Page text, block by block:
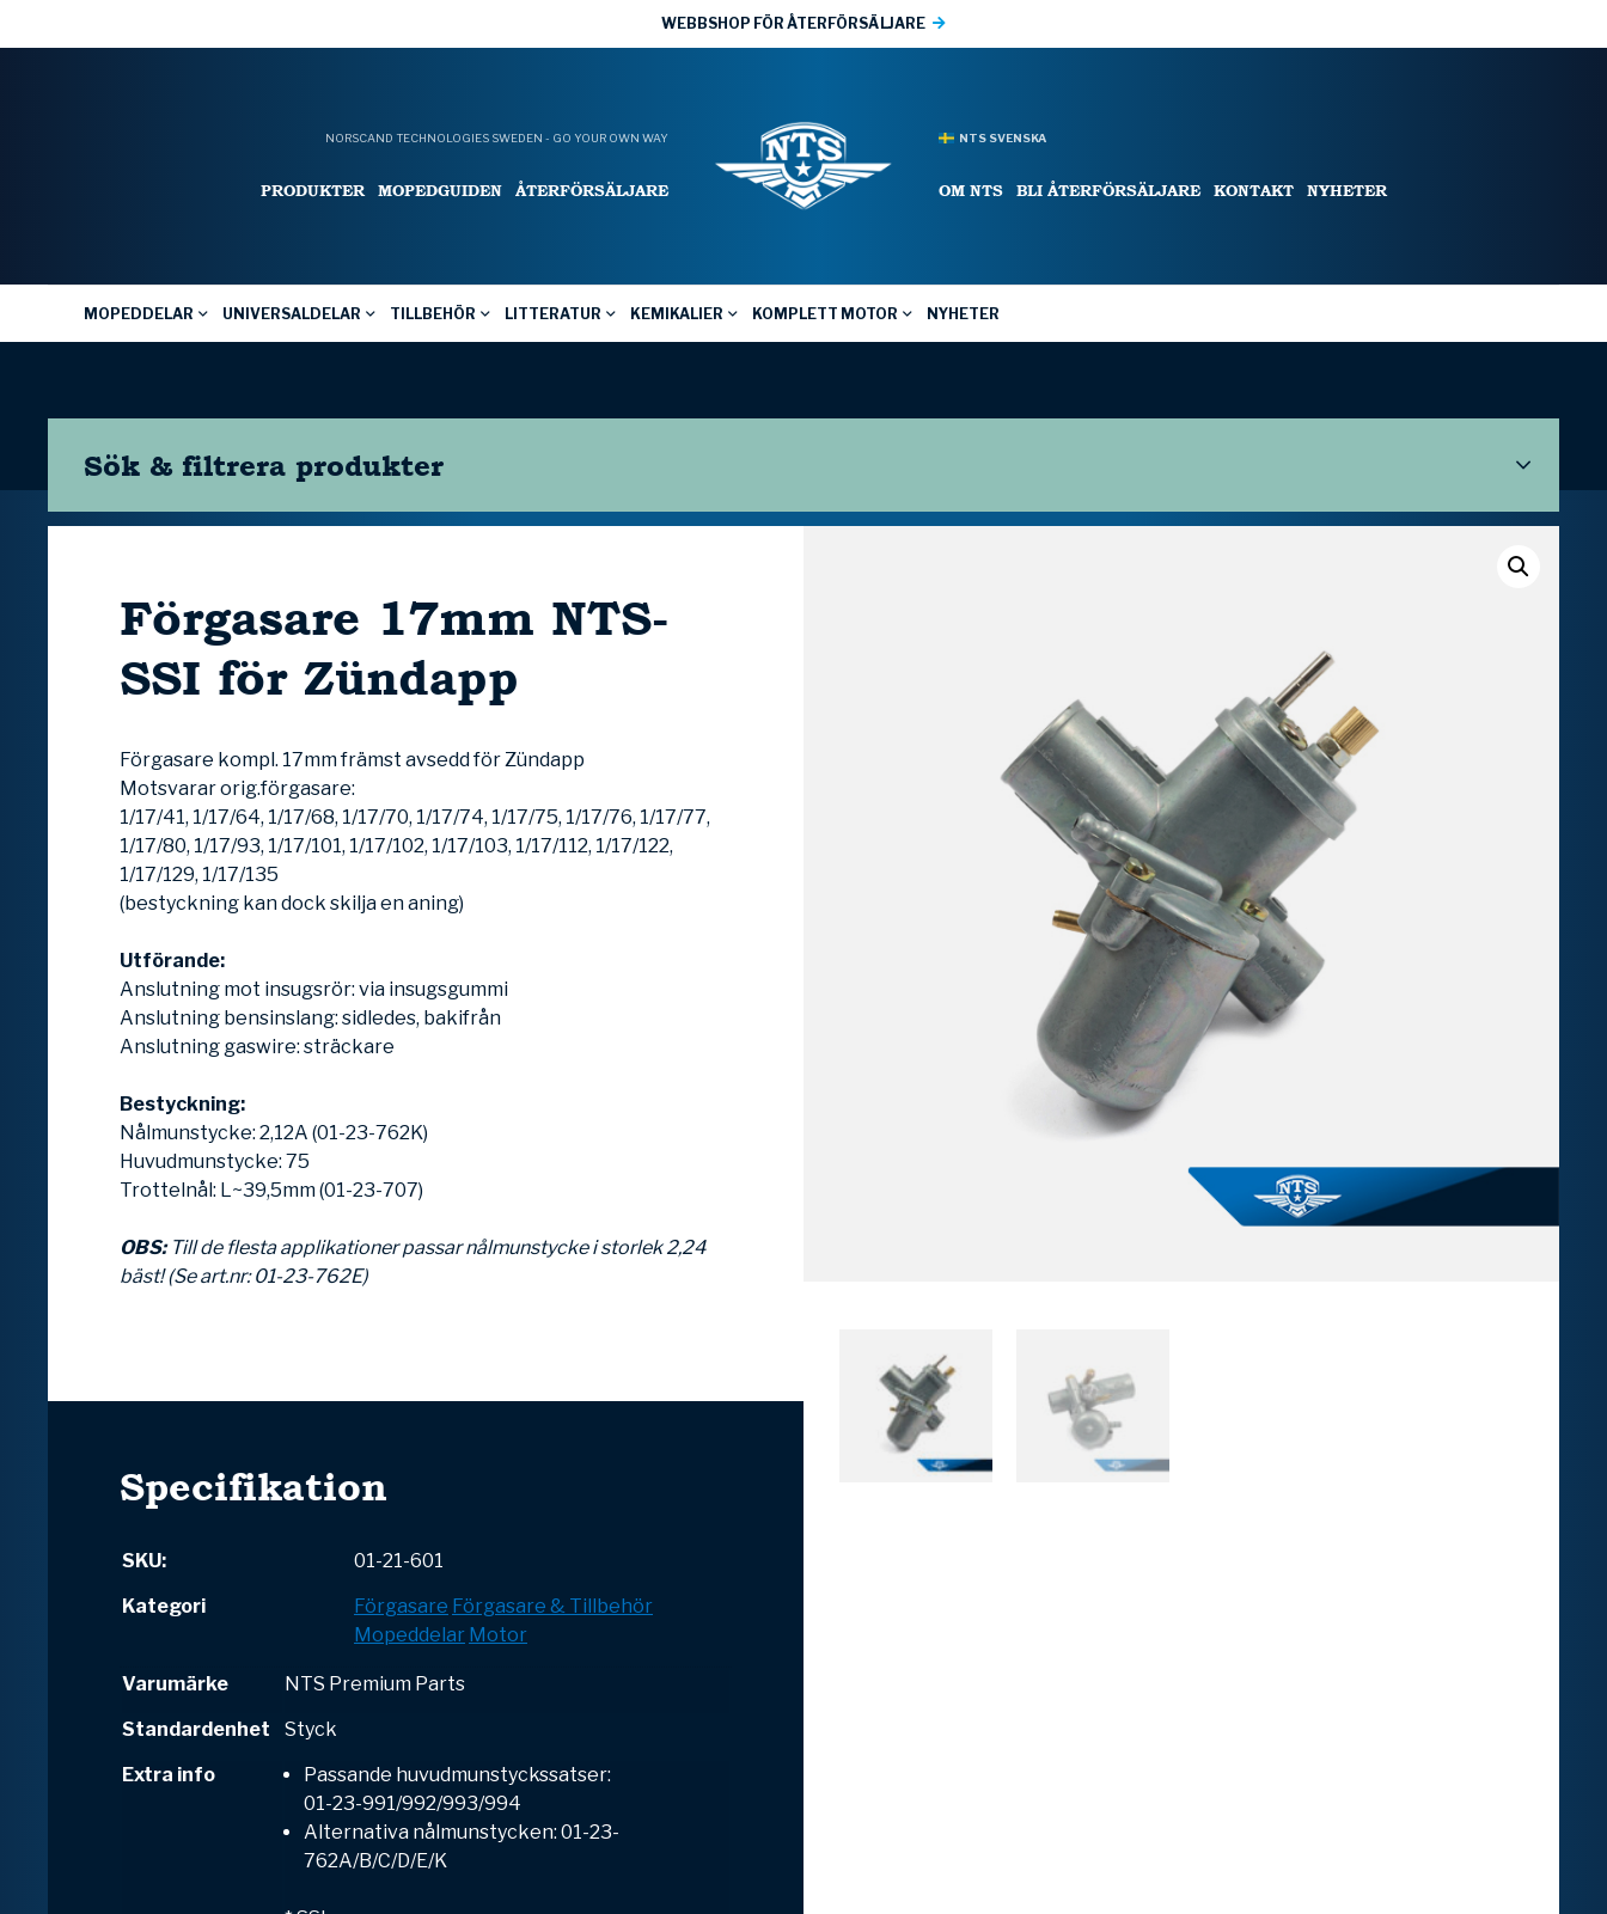
WEBBSHOP FÖR ÅTERFÖRSÄLJARE
NORSCAND TECHNOLOGIES SWEDEN - GO YOUR OWN WAY
PRODUKTER MOPEDGUIDEN ÅTERFÖRSÄLJARE
NTS SVENSKA
OM NTS BLI ÅTERFÖRSÄLJARE KONTAKT NYHETER
MOPEDDELAR UNIVERSALDELAR TILLBEHÖR LITTERATUR KEMIKALIER KOMPLETT MOTOR NYHETER
Sök & filtrera produkter
Förgasare 17mm NTS-
SSI för Zündapp
Förgasare kompl. 17mm främst avsedd för Zündapp
Motsvarar orig.förgasare:
1/17/41, 1/17/64, 1/17/68, 1/17/70, 1/17/74, 1/17/75, 1/17/76, 1/17/77,
1/17/80, 1/17/93, 1/17/101, 1/17/102, 1/17/103, 1/17/112, 1/17/122,
1/17/129, 1/17/135
(bestyckning kan dock skilja en aning)
Utförande:
Anslutning mot insugsrör: via insugsgummi
Anslutning bensinslang: sidledes, bakifrån
Anslutning gaswire: sträckare
Bestyckning:
Nålmunstycke: 2,12A (01-23-762K)
Huvudmunstycke: 75
Trottelnål: L~39,5mm (01-23-707)
OBS:Till de flesta applikationer passar nålmunstycke i storlek 2,24
bäst! (Se art.nr: 01-23-762E)
Specifikation
SKU:
01-21-601
Kategori
Förgasare Förgasare & Tillbehör
Mopeddelar Motor
Varumärke
NTS Premium Parts
Standardenhet
Styck
Extra info
Passande huvudmunstyckssatser:
01-23-991/992/993/994
Alternativa nålmunstycken: 01-23-
762A/B/C/D/E/K